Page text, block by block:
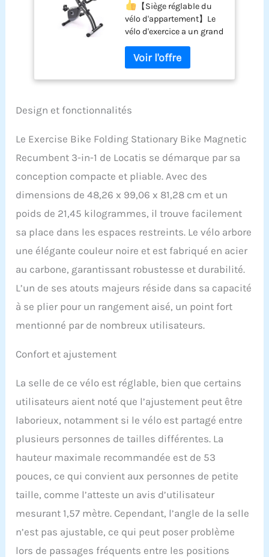
Recumbent 3-in-1
Cycling Slim Bike
with Arm
Resistance Bands &
LCD Monitor for
Men and Women
Indoor Outdoor,
inches
【Siège réglable du
vélo d'appartement】Le
vélo d'exercice a un grand
coussin de siège et un
coussin de siège de 30,5
cm de large pour les
personnes de toutes les
d'appartement pliable est
utilisateurs de 1,2 m à 1,8
m. La capacité de poids
maximale du vélo
d'appartement en plein
air est de 120,2 kg. La
capacité de la manivelle
de ce vélo d'appartement
atteint 200 kg.
【Bandes de résistance
et de résistance à 8
niveaux】Les bandes de
résistance intégrées pour
conçues pour
l'entraînement de force
l'intensité de votre
entraînement et travailler
niveaux de résistance
magnétique pour tonifier
pendant le cyclisme. Le
vélo d'appartement avec
différent de la roue à
chaîne traditionnelle, car
assure une expérience de
conduite fluide et
Design et fonctionnalités
Le Exercise Bike Folding Stationary Bike Magnetic
Recumbent 3-in-1 de Locatis se démarque par sa
conception compacte et pliable. Avec des
dimensions de 48,26 x 99,06 x 81,28 cm et un
poids de 21,45 kilogrammes, il trouve facilement
sa place dans les espaces restreints. Le vélo arbore
une élégante couleur noire et est fabriqué en acier
au carbone, garantissant robustesse et durabilité.
L’un de ses atouts majeurs réside dans sa capacité
à se plier pour un rangement aisé, un point fort
mentionné par de nombreux utilisateurs.
Confort et ajustement
La selle de ce vélo est réglable, bien que certains
utilisateurs aient noté que l’ajustement peut être
laborieux, notamment si le vélo est partagé entre
plusieurs personnes de tailles différentes. La
hauteur maximale recommandée est de 53
pouces, ce qui convient aux personnes de petite
taille, comme l’atteste un avis d’utilisateur
mesurant 1,57 mètre. Cependant, l’angle de la selle
n’est pas ajustable, ce qui peut poser problème
lors de passages fréquents entre les positions